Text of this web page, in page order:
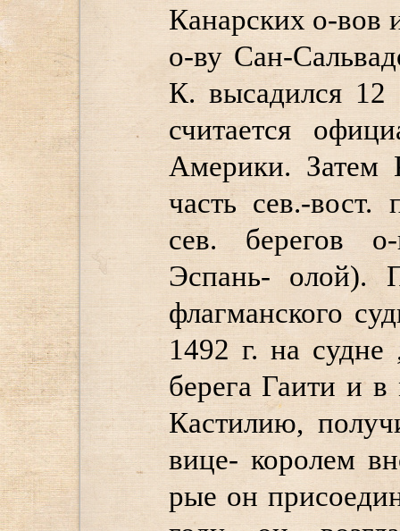
Канарских о-вов
о-ву Сан-
К. высадился 12
считается
Америки. Затем
часть сев.-
сев. берегов
Эспань- олой).
флагманского
1492 г. на судне
берега Гаити и в
Кастилию,
вице- королем
рые он